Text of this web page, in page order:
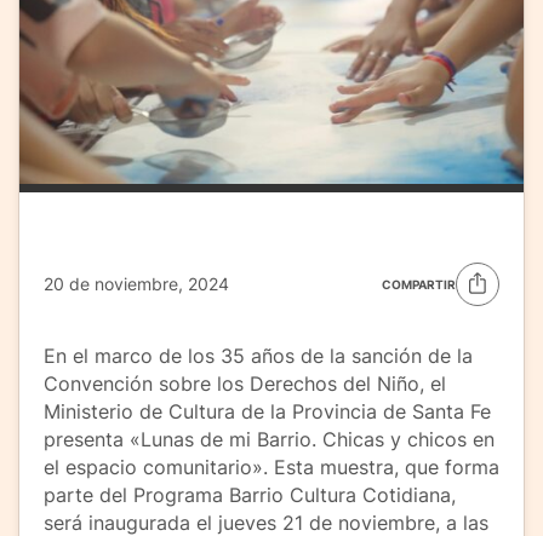
20 de noviembre, 2024 COMPARTIR
En el marco de los 35 años de la sanción de la
Convención sobre los Derechos del Niño, el
Ministerio de Cultura de la Provincia de Santa Fe
presenta «Lunas de mi Barrio. Chicas y chicos en
el espacio comunitario». Esta muestra, que forma
parte del Programa Barrio Cultura Cotidiana,
será inaugurada el jueves 21 de noviembre, a las